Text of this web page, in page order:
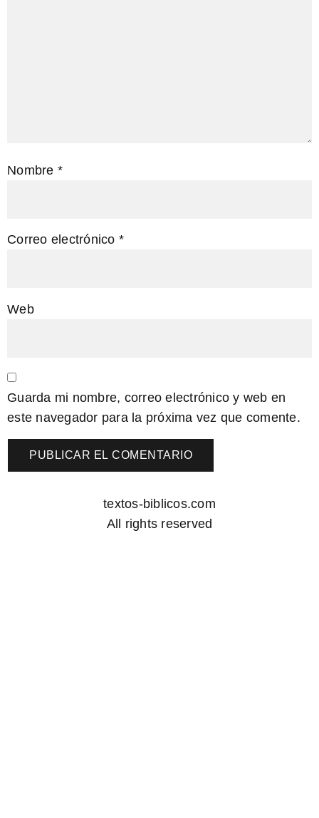
Nombre *
Correo electrónico *
Web
Guarda mi nombre, correo electrónico y web en
este navegador para la próxima vez que comente.
textos-biblicos.com
All rights reserved